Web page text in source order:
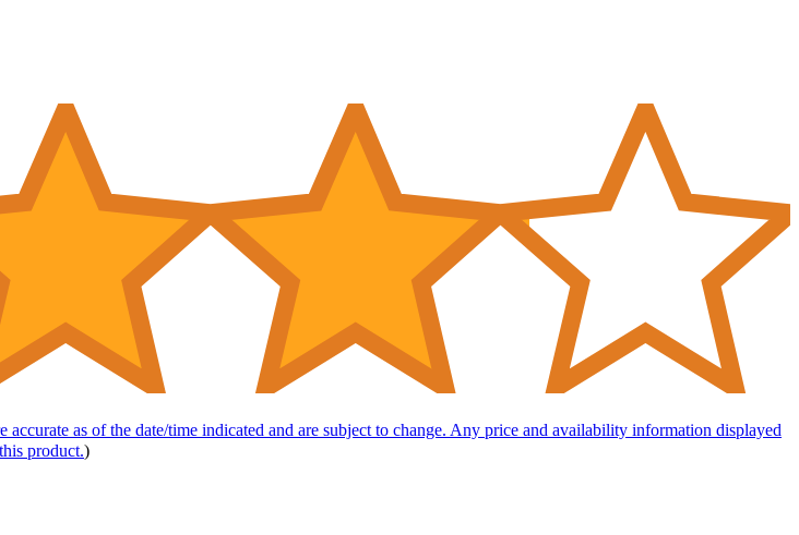
accurate as of the date/time indicated and are subject to change. Any price and availability information displayed
product.)